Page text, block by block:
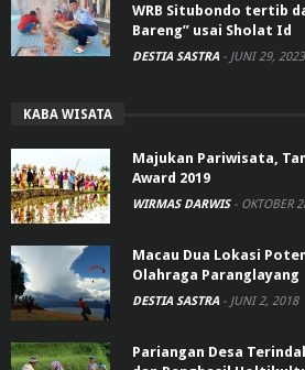
WRB Situbondo tertib
Bareng” usai Sholat Id
DESTIA SASTRA - JUNI 29, 2023
KABA WISATA
Majukan Pariwisata,
Award 2019
WIRMAS DARWIS - OKTOBER
Macau Dua Lokasi
Olahraga Paranglayang
DESTIA SASTRA - JUNI 2, 2018
Pariangan Desa